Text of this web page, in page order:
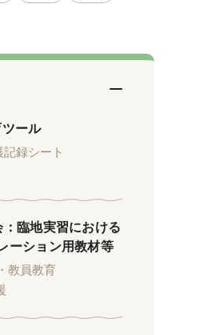
ール
記録シート
臨地実習における
ーション用教材等
教員教育